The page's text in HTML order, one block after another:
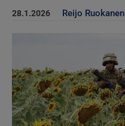
28.1.2026 Reijo Ruokanen